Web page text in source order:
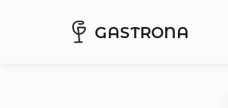
GASTRONA